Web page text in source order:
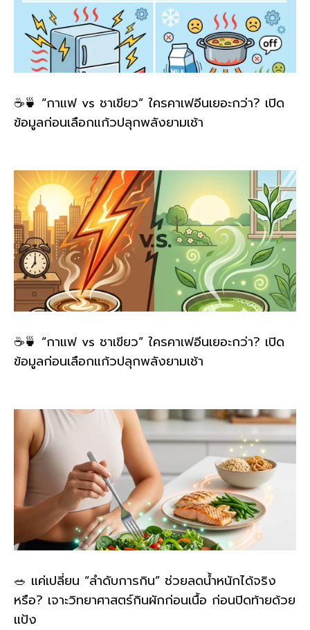
☕🍵 “กาแฟ vs ชาเขียว” ใครคาเฟอีนเยอะกว่า? เปิด
ข้อมูลก่อนเลือกแก้วปลุกพลังยามเช้า
☕🍵 “กาแฟ vs ชาเขียว” ใครคาเฟอีนเยอะกว่า? เปิด
ข้อมูลก่อนเลือกแก้วปลุกพลังยามเช้า
🥗 แค่เปลี่ยน “ลำดับการกิน” ช่วยลดน้ำหนักได้จริง
หรือ? เจาะวิทยาศาสตร์กินผักก่อนเนื้อ ก่อนปิดท้ายด้วย
แป้ง